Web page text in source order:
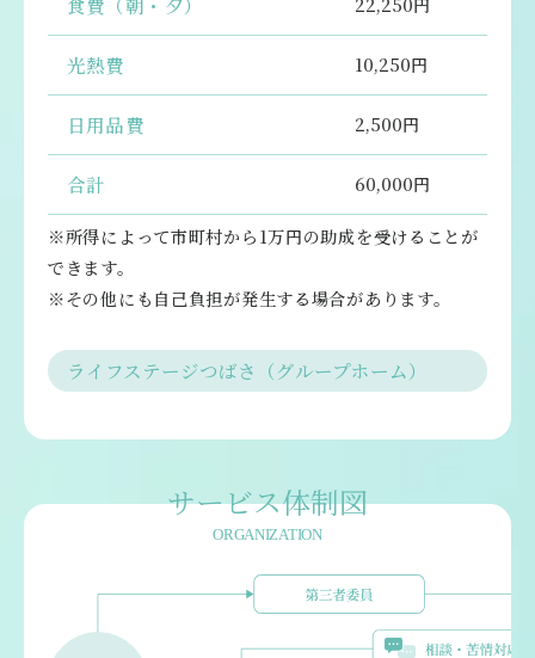
22,250円
光熱費 10,250円
日用品費 2,500円
合計 60,000円
※所得によって市町村から1万円の助成を受けることが
できます。
※その他にも自己負担が発生する場合があります。
ライフステージつばさ（グループホーム）
サービス体制図
ORGANIZATION